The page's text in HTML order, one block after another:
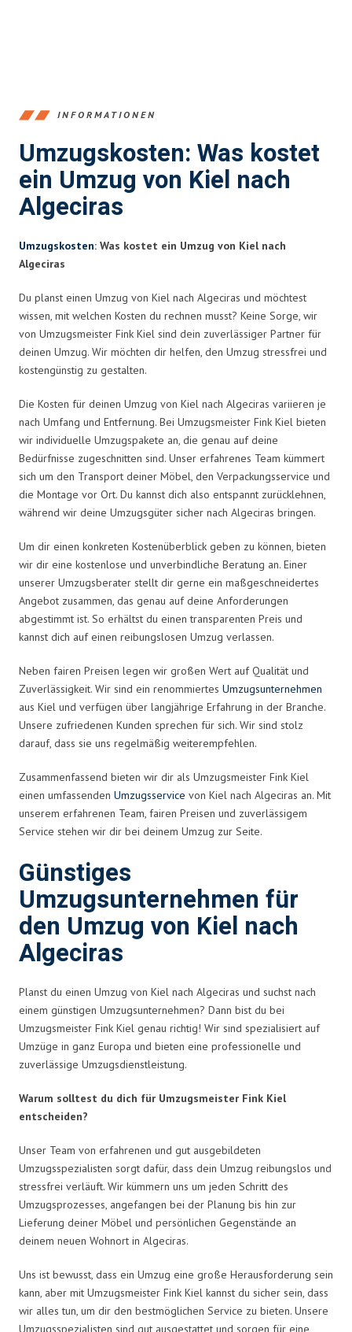
INFORMATIONEN
Umzugskosten: Was kostet
ein Umzug von Kiel nach
Algeciras
Umzugskosten: Was kostet ein Umzug von Kiel nach
Algeciras
Du planst einen Umzug von Kiel nach Algeciras und möchtest
wissen, mit welchen Kosten du rechnen musst? Keine Sorge, wir
von Umzugsmeister Fink Kiel sind dein zuverlässiger Partner für
deinen Umzug. Wir möchten dir helfen, den Umzug stressfrei und
kostengünstig zu gestalten.
Die Kosten für deinen Umzug von Kiel nach Algeciras variieren je
nach Umfang und Entfernung. Bei Umzugsmeister Fink Kiel bieten
wir individuelle Umzugspakete an, die genau auf deine
Bedürfnisse zugeschnitten sind. Unser erfahrenes Team kümmert
sich um den Transport deiner Möbel, den Verpackungsservice und
die Montage vor Ort. Du kannst dich also entspannt zurücklehnen,
während wir deine Umzugsgüter sicher nach Algeciras bringen.
Um dir einen konkreten Kostenüberblick geben zu können, bieten
wir dir eine kostenlose und unverbindliche Beratung an. Einer
unserer Umzugsberater stellt dir gerne ein maßgeschneidertes
Angebot zusammen, das genau auf deine Anforderungen
abgestimmt ist. So erhältst du einen transparenten Preis und
kannst dich auf einen reibungslosen Umzug verlassen.
Neben fairen Preisen legen wir großen Wert auf Qualität und
Zuverlässigkeit. Wir sind ein renommiertes Umzugsunternehmen
aus Kiel und verfügen über langjährige Erfahrung in der Branche.
Unsere zufriedenen Kunden sprechen für sich. Wir sind stolz
darauf, dass sie uns regelmäßig weiterempfehlen.
Zusammenfassend bieten wir dir als Umzugsmeister Fink Kiel
einen umfassenden Umzugsservice von Kiel nach Algeciras an. Mit
unserem erfahrenen Team, fairen Preisen und zuverlässigem
Service stehen wir dir bei deinem Umzug zur Seite.
Günstiges
Umzugsunternehmen für
den Umzug von Kiel nach
Algeciras
Planst du einen Umzug von Kiel nach Algeciras und suchst nach
einem günstigen Umzugsunternehmen? Dann bist du bei
Umzugsmeister Fink Kiel genau richtig! Wir sind spezialisiert auf
Umzüge in ganz Europa und bieten eine professionelle und
zuverlässige Umzugsdienstleistung.
Warum solltest du dich für Umzugsmeister Fink Kiel
entscheiden?
Unser Team von erfahrenen und gut ausgebildeten
Umzugsspezialisten sorgt dafür, dass dein Umzug reibungslos und
stressfrei verläuft. Wir kümmern uns um jeden Schritt des
Umzugsprozesses, angefangen bei der Planung bis hin zur
Lieferung deiner Möbel und persönlichen Gegenstände an
deinem neuen Wohnort in Algeciras.
Uns ist bewusst, dass ein Umzug eine große Herausforderung sein
kann, aber mit Umzugsmeister Fink Kiel kannst du sicher sein, dass
wir alles tun, um dir den bestmöglichen Service zu bieten. Unsere
Umzugsspezialisten sind gut ausgestattet und sorgen für eine